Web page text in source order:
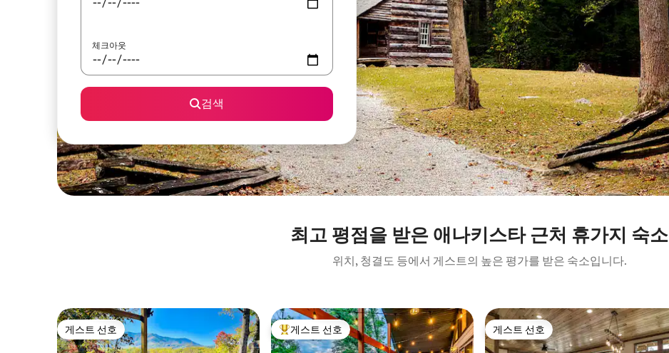
체크아웃
검색
최고 평점을 받은 애나키스타 근처 휴가지 숙소
위치, 청결도 등에서 게스트의 높은 평가를 받은 숙소입니다.
게스트 선호
게스트 선호 상위 게스트 선호
게스트 선호 게스트 선호
게스트 선호